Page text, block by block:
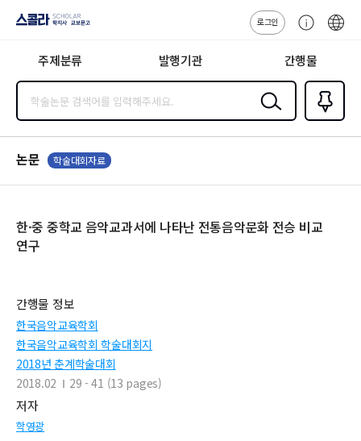
지사·교보문고
로그인
센
주제분류 발행기관 간행물
검색
즐겨찾
기0
논문 학술대회자료
한·중 중학교 음악교과서에 나타난 전통음악문화 전승 비교
연구
간행물 정보
한국음악교육학회
한국음악교육학회 학술대회지
2018년 춘계학술대회
2018.02
29 - 41 (13 pages)
저자
학영광